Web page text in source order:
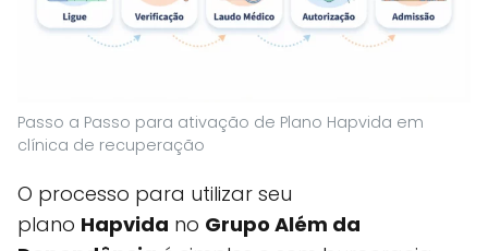
Passo a Passo para ativação de Plano Hapvida em
clínica de recuperação
O processo para utilizar seu
plano Hapvida no Grupo Além da